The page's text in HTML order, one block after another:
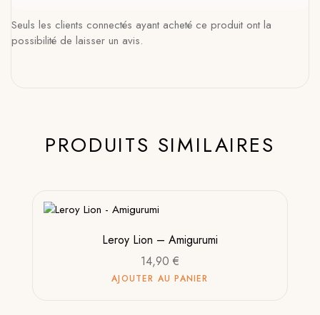
Seuls les clients connectés ayant acheté ce produit ont la
possibilité de laisser un avis.
PRODUITS SIMILAIRES
Leroy Lion – Amigurumi
14,90 €
AJOUTER AU PANIER